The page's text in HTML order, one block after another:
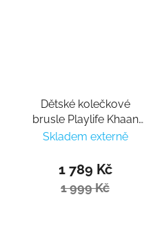
Dětské kolečkové
brusle Playlife Khaan
LTD Deep Blue
Skladem externě
1 789 Kč
1 999 Kč